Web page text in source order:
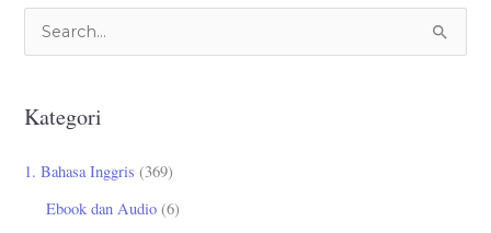
i
u
Kategori
1. Bahasa Inggris (369)
Ebook dan Audio (6)